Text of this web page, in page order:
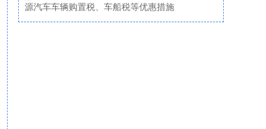
源汽车车辆购置税、车船税等优惠措施